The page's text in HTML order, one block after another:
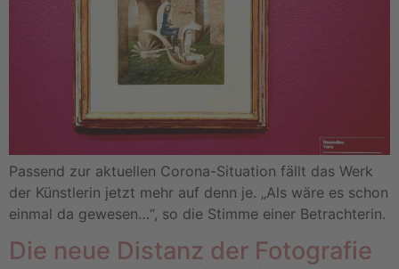
Passend zur aktuellen Corona-Situation fällt das Werk
der Künstlerin jetzt mehr auf denn je. „Als wäre es schon
einmal da gewesen…“, so die Stimme einer Betrachterin.
Die neue Distanz der Fotografie